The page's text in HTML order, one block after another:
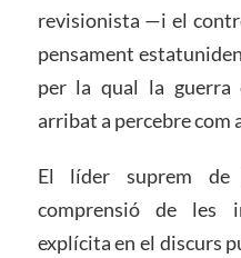
revisionista —i el
pensament
per la qual la guerra
arribat a percebre com
El líder suprem de
comprensió de les
explícita en el discurs